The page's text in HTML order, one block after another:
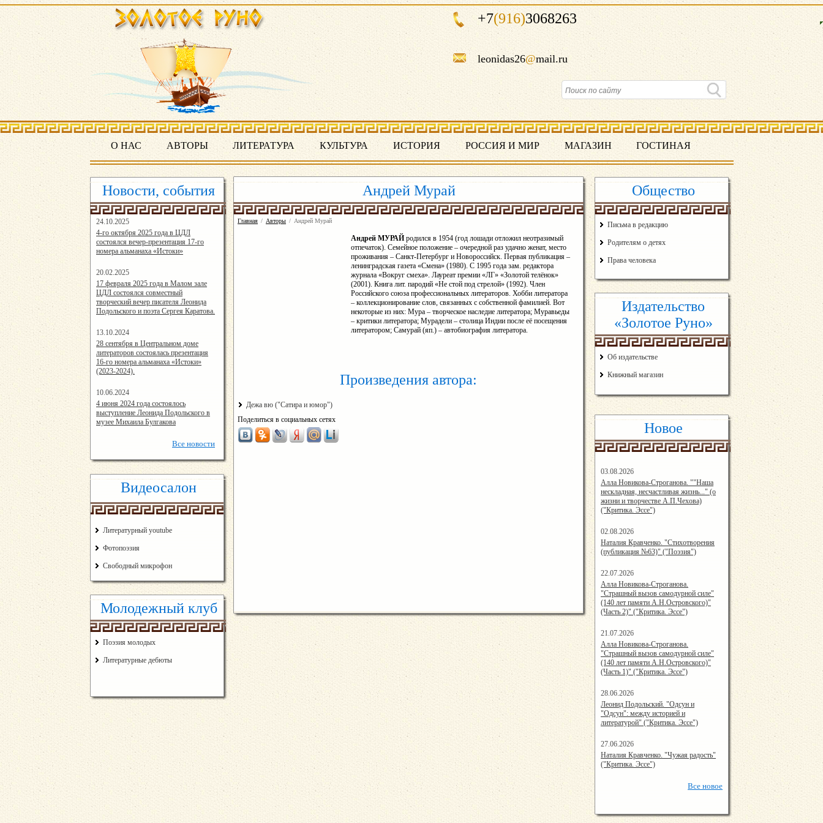
+7(916)3068263
leonidas26@mail.ru
О НАС АВТОРЫ ЛИТЕРАТУРА КУЛЬТУРА ИСТОРИЯ РОССИЯ И МИР МАГАЗИН ГОСТИНАЯ
Новости, события
24.10.2025
16:19:07
4-го октября 2025 года в ЦДЛ
состоялся вечер-презентация 17-го
номера альманаха «Истоки»
20.02.2025
14:24:00
17 февраля 2025 года в Малом зале
ЦДЛ состоялся совместный
творческий вечер писателя Леонида
Подольского и поэта Сергея Каратова.
13.10.2024
14:08:11
28 сентября в Центральном доме
литераторов состоялась презентация
16-го номера альманаха «Истоки»
(2023-2024).
10.06.2024
15:02:44
4 июня 2024 года состоялось
выступление Леонида Подольского в
музее Михаила Булгакова
Все новости
Видеосалон
Литературный youtube
Фотопоэзия
Свободный микрофон
Молодежный клуб
Поэзия молодых
Литературные дебюты
Андрей Мурай
Главная / Авторы / Андрей Мурай
Андрей МУРАЙ родился в 1954 (год лошади отложил неотразимый
отпечаток). Семейное положение – очередной раз удачно женат, место
проживания – Санкт-Петербург и Новороссийск. Первая публикация –
ленинградская газета «Смена» (1980). С 1995 года зам. редактора
журнала «Вокруг смеха». Лауреат премии «ЛГ» «Золотой телёнок»
(2001). Книга лит. пародий «Не стой под стрелой» (1992). Член
Российского союза профессиональных литераторов. Хобби литератора
– коллекционирование слов, связанных с собственной фамилией. Вот
некоторые из них: Мура – творческое наследие литератора; Муравьеды
– критики литератора; Мурадели – столица Индии после её посещения
литератором; Самурай (яп.) – автобиография литератора.
Произведения автора:
Дежа вю ("Сатира и юмор")
Поделиться в социальных сетях
Общество
Письма в редакцию
Родителям о детях
Права человека
Издательство
«Золотое Руно»
Об издательстве
Книжный магазин
Новое
03.08.2026
14:33:45
Алла Новикова-Строганова. ""Наша
нескладная, несчастливая жизнь..." (о
жизни и творчестве А.П.Чехова)
("Критика. Эссе")
02.08.2026
12:57:00
Наталия Кравченко. "Стихотворения
(публикация №63)" ("Поэзия")
22.07.2026
15:48:05
Алла Новикова-Строганова.
"Страшный вызов самодурной силе"
(140 лет памяти А.Н.Островского)"
(Часть 2)" ("Критика. Эссе")
21.07.2026
15:08:00
Алла Новикова-Строганова.
"Страшный вызов самодурной силе"
(140 лет памяти А.Н.Островского)"
(Часть 1)" ("Критика. Эссе")
28.06.2026
20:25:38
Леонид Подольский. "Одсун и
"Одсун": между историей и
литературой" ("Критика. Эссе")
27.06.2026
21:19:00
Наталия Кравченко. "Чужая радость"
("Критика. Эссе")
Все новое